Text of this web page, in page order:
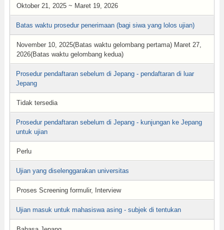
Oktober 21, 2025 ~ Maret 19, 2026
Batas waktu prosedur penerimaan (bagi siwa yang lolos ujian)
November 10, 2025(Batas waktu gelombang pertama) Maret 27,
2026(Batas waktu gelombang kedua)
Prosedur pendaftaran sebelum di Jepang - pendaftaran di luar
Jepang
Tidak tersedia
Prosedur pendaftaran sebelum di Jepang - kunjungan ke Jepang
untuk ujian
Perlu
Ujian yang diselenggarakan universitas
Proses Screening formulir, Interview
Ujian masuk untuk mahasiswa asing - subjek di tentukan